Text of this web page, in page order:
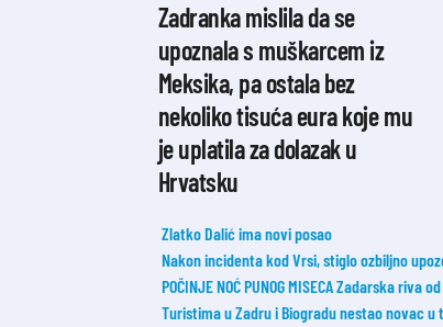
Zadranka mislila da se
upoznala s muškarcem iz
Meksika, pa ostala bez
nekoliko tisuća eura koje mu
je uplatila za dolazak u
Hrvatsku
Zlatko Dalić ima novi posao
Nakon incidenta kod Vrsi, stiglo ozbiljno
POČINJE NOĆ PUNOG MISECA Zadarska
Turistima u Zadru i Biogradu nestao novac